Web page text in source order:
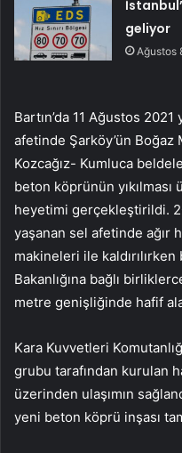
geliyor
Ağustos
Bartın’da 11 Ağustos
afetinde Şarköy’ün
Kozcağız- Kumluca
beton köprünün
heyetimi gerçekleştirildi.
yaşanan sel afetinde ağır
makineleri ile
Bakanlığına bağlı
metre genişliğinde hafif
Kara Kuvvetleri
grubu tarafından kurulan
üzerinden ulaşımın
yeni beton köprü inşası